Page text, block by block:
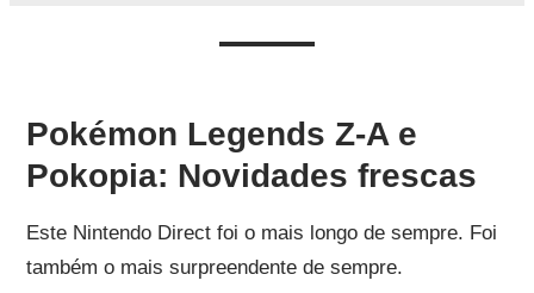
Pokémon Legends Z-A e
Pokopia: Novidades frescas
Este Nintendo Direct foi o mais longo de sempre. Foi
também o mais surpreendente de sempre.